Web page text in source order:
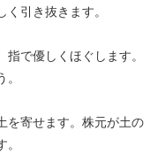
引き抜きます。
で優しくほぐします。
を寄せます。株元が土の